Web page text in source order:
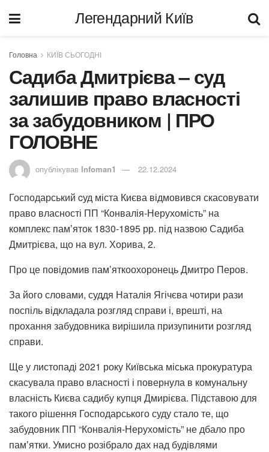
Легендарний Київ
Головна КИЇВ СЬОГОДНІ
Садиба Дмитрієва – суд
залишив право власності
за забудовником | ПРО
ГОЛОВНЕ
опублікував Infoman1 22.12.2024
Господарський cуд міста Києва відмовився скасовувати
право власності ПП “Конвалія-Нерухомість” на
комплекс памʼяток 1830-1895 рр. під назвою Садиба
Дмитрієва, що на вул. Хорива, 2.
Про це повідомив пам’яткоохоронець Дмитро Перов.
За його словами, суддя Наталія Ягічєва чотири рази
поспіль відкладала розгляд справи і, врешті, на
прохання забудовника вирішила призупинити розгляд
справи.
Ще у листопаді 2021 року Київська міська прокуратура
скасувала право власності і повернула в комунальну
власність Києва садибу купця Дмирієва. Підставою для
такого рішення Господарського суду стало те, що
забудовник ПП “Конвалія-Нерухомість” не дбало про
памʼятки. Умисно розібрало дах над будівлями